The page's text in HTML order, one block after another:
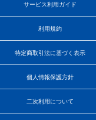
サービス利用ガイド
利用規約
特定商取引法に基づく表示
個人情報保護方針
二次利用について